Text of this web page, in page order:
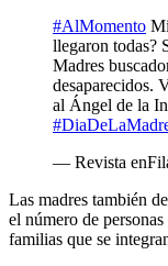
#AlMomento
llegaron todas?
Madres
desaparecidos.
al Ángel de la
— Revista
Las madres también
el número de
familias que se